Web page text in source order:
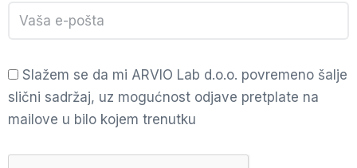
Slažem se da mi ARVIO Lab d.o.o. povremeno šalje
slični sadržaj, uz mogućnost odjave pretplate na
mailove u bilo kojem trenutku